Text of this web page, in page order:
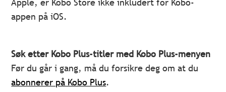
appen på iOS.
Søk etter Kobo Plus-titler med Kobo Plus-menyen
Før du går i gang, må du forsikre deg om at du
abonnerer på Kobo Plus.